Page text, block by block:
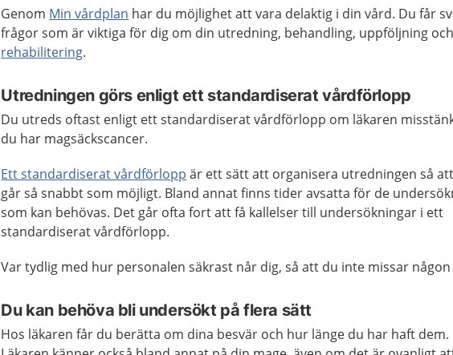
Genom Min vårdplan har du möjlighet att vara delaktig i din vård. Du får
frågor som är viktiga för dig om din utredning, behandling, uppföljning och
rehabilitering.
Utredningen görs enligt ett standardiserat vårdförlopp
Du utreds oftast enligt ett standardiserat vårdförlopp om läkaren
du har magsäckscancer.
Ett standardiserat vårdförlopp är ett sätt att organisera utredningen så
går så snabbt som möjligt. Bland annat finns tider avsatta för de
som kan behövas. Det går ofta fort att få kallelser till undersökningar i ett
standardiserat vårdförlopp.
Var tydlig med hur personalen säkrast når dig, så att du inte missar
Du kan behöva bli undersökt på flera sätt
Hos läkaren får du berätta om dina besvär och hur länge du har haft dem.